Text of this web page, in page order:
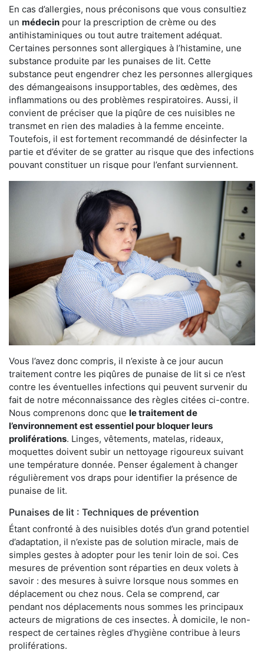
En cas d’allergies, nous préconisons que vous consultiez
un médecin pour la prescription de crème ou des
antihistaminiques ou tout autre traitement adéquat.
Certaines personnes sont allergiques à l’histamine, une
substance produite par les punaises de lit. Cette
substance peut engendrer chez les personnes allergiques
des démangeaisons insupportables, des œdèmes, des
inflammations ou des problèmes respiratoires. Aussi, il
convient de préciser que la piqûre de ces nuisibles ne
transmet en rien des maladies à la femme enceinte.
Toutefois, il est fortement recommandé de désinfecter la
partie et d’éviter de se gratter au risque que des infections
pouvant constituer un risque pour l’enfant surviennent.
Vous l’avez donc compris, il n’existe à ce jour aucun
traitement contre les piqûres de punaise de lit si ce n’est
contre les éventuelles infections qui peuvent survenir du
fait de notre méconnaissance des règles citées ci-contre.
Nous comprenons donc que le traitement de
l’environnement est essentiel pour bloquer leurs
proliférations. Linges, vêtements, matelas, rideaux,
moquettes doivent subir un nettoyage rigoureux suivant
une température donnée. Penser également à changer
régulièrement vos draps pour identifier la présence de
punaise de lit.
Punaises de lit : Techniques de prévention
Étant confronté à des nuisibles dotés d’un grand potentiel
d’adaptation, il n’existe pas de solution miracle, mais de
simples gestes à adopter pour les tenir loin de soi. Ces
mesures de prévention sont réparties en deux volets à
savoir : des mesures à suivre lorsque nous sommes en
déplacement ou chez nous. Cela se comprend, car
pendant nos déplacements nous sommes les principaux
acteurs de migrations de ces insectes. À domicile, le non-
respect de certaines règles d’hygiène contribue à leurs
proliférations.